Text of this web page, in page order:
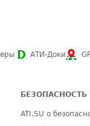
АТИ-Доки
БЕЗОПАСНОСТЬ
ATI.SU о